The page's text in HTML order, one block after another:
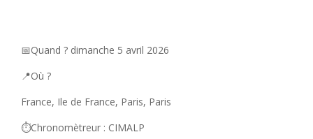
📅Quand ? dimanche 5 avril 2026
📍Où ?
France, Ile de France, Paris, Paris
⏱️Chronomètreur : CIMALP